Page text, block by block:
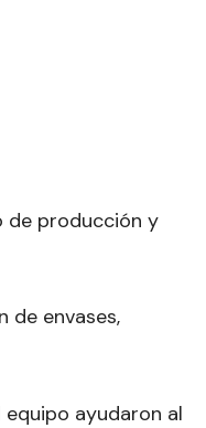
de producción y
de envases,
ayudaron al